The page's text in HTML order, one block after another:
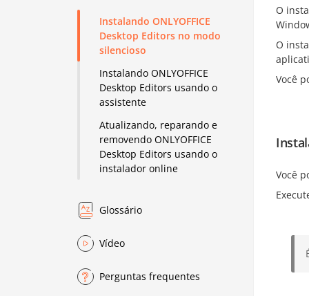
Instalando ONLYOFFICE
Desktop Editors no modo
silencioso
Instalando ONLYOFFICE
Desktop Editors usando o
assistente
Atualizando, reparando e
removendo ONLYOFFICE
Desktop Editors usando o
instalador online
Glossário
Vídeo
Perguntas frequentes
O
O
Você
Você